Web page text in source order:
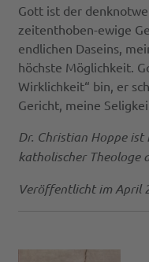
Gott ist der
zeitenthoben-ewige
endlichen Daseins,
höchste Möglichkeit.
Wirklichkeit“ bin, er
Gericht, meine
Dr. Christian Hoppe
katholischer Theologe
Veröffentlicht im April